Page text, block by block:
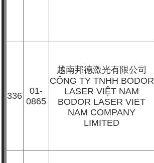
336
01-
0865
越南邦德激光有限公司
CÔNG TY TNHH BODOR
LASER VIỆT NAM
BODOR LASER VIET
NAM COMPANY
LIMITED